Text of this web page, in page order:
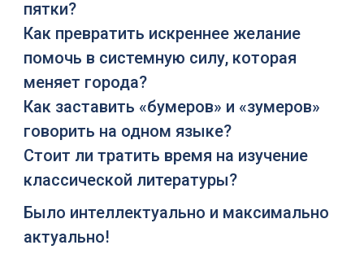
пятки?
Как превратить искреннее желание
помочь в системную силу, которая
меняет города?
Как заставить «бумеров» и «зумеров»
говорить на одном языке?
Стоит ли тратить время на изучение
классической литературы?
Было интеллектуально и максимально
актуально!